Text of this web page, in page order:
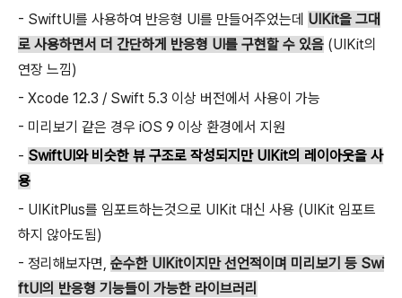
- SwiftUI를 사용하여 반응형 UI를 만들어주었는데 UIKit을 그대
로 사용하면서 더 간단하게 반응형 UI를 구현할 수 있음 (UIKit의
연장 느낌)
- Xcode 12.3 / Swift 5.3 이상 버전에서 사용이 가능
- 미리보기 같은 경우 iOS 9 이상 환경에서 지원
- SwiftUI와 비슷한 뷰 구조로 작성되지만 UIKit의 레이아웃을 사
용
- UIKitPlus를 임포트하는것으로 UIKit 대신 사용 (UIKit 임포트
하지 않아도됨)
- 정리해보자면, 순수한 UIKit이지만 선언적이며 미리보기 등 Swi
ftUI의 반응형 기능들이 가능한 라이브러리